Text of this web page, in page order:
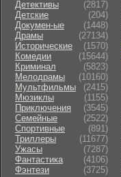
Детективы
(2817)
Детские
(204)
Докумен-ые
(1448)
Драмы
(27134)
Исторические
(1570)
Комедии
(15644)
Криминал
(5823)
Мелодрамы
(10160)
Мультфильмы
(2415)
Мюзиклы
(1155)
Приключения
(3545)
Семейные
(2522)
Cпортивные
(891)
Триллеры
(11677)
Ужасы
(7287)
Фантастика
(4106)
Фэнтези
(3725)